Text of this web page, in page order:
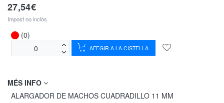
27,54€
Impost no inclòs
(0)
AFEGIR A LA CISTELLA
MÉS INFO
ALARGADOR DE MACHOS CUADRADILLO 11 MM